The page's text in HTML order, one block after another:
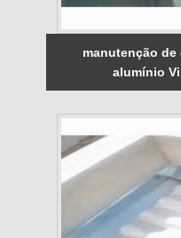
manutenção
alumínio